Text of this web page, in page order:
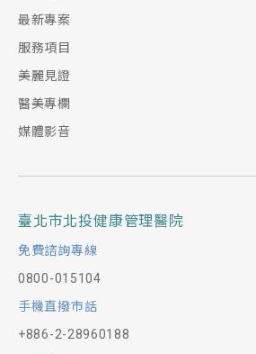
最新專案
服務項目
美麗見證
醫美專欄
媒體影音
臺北市北投健康管理醫院
免費諮詢專線
0800-015104
手機直撥市話
+886-2-28960188